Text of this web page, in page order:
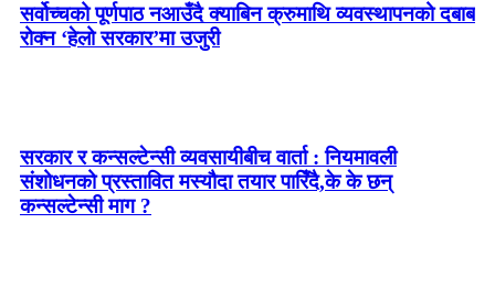
सर्वोच्चको पूर्णपाठ नआउँदै क्याबिन क्रुमाथि व्यवस्थापनको दबाब
रोक्न ‘हेलो सरकार’मा उजुरी
सरकार र कन्सल्टेन्सी व्यवसायीबीच वार्ता : नियमावली
संशोधनको प्रस्तावित मस्यौदा तयार पारिँदै,के के छन्
कन्सल्टेन्सी माग ?